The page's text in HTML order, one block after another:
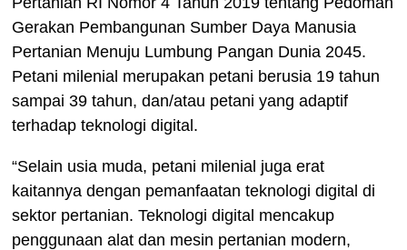
Gerakan Pembangunan Sumber Daya Manusia
Pertanian Menuju Lumbung Pangan Dunia 2045.
Petani milenial merupakan petani berusia 19 tahun
sampai 39 tahun, dan/atau petani yang adaptif
terhadap teknologi digital.
“Selain usia muda, petani milenial juga erat
kaitannya dengan pemanfaatan teknologi digital di
sektor pertanian. Teknologi digital mencakup
penggunaan alat dan mesin pertanian modern,